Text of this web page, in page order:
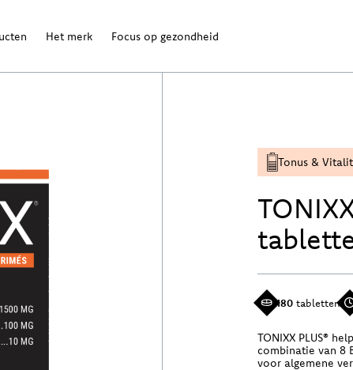
Het merk Focus op gezondheid
Tonus &
180 tabletten
TONIXX PLUS®
combinatie van 8
voor algemene